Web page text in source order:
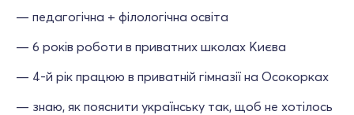
— педагогічна + філологічна освіта
— 6 років роботи в приватних школах Києва
— 4-й рік працюю в приватній гімназії на Осокорках
— знаю, як пояснити українську так, щоб не хотілось